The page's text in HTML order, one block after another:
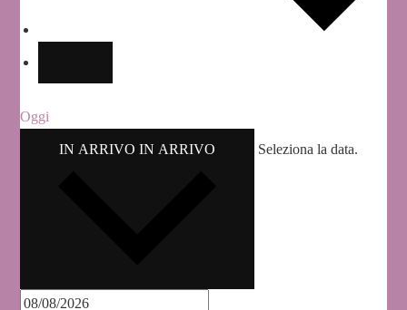
Oggi
IN ARRIVOIN ARRIVO Seleziona la data.